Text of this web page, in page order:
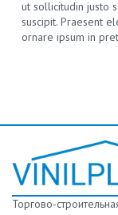
ut sollicitudin justo
suscipit. Praesent
ornare ipsum in
Торгово-